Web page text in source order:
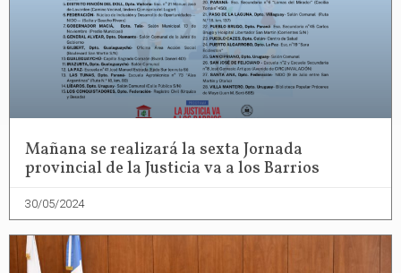
Mañana se realizará la sexta Jornada
provincial de la Justicia va a los Barrios
30/05/2024